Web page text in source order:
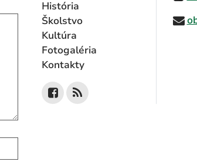
správy...História
Školstvo
Kultúra
Fotogaléria
Kontakty